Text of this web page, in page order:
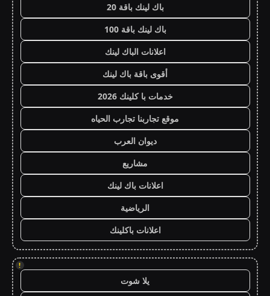
باك لينك باقة 20
باك لينك باقة 100
اعلانات الباك لينك
أقوى باقة باك لينك
خدمات با كلينك 2026
موقع تجاربنا تجارب الحياه
ديوان العرب
مشاريع
اعلانات باك لينك
الرياضية
اعلانات باكلينك
!
يلا شوت